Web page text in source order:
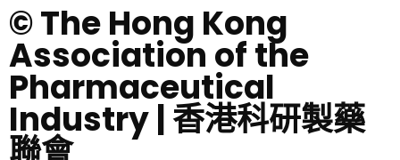
© The Hong Kong
Association of the
Pharmaceutical
Industry | 香港科研製藥